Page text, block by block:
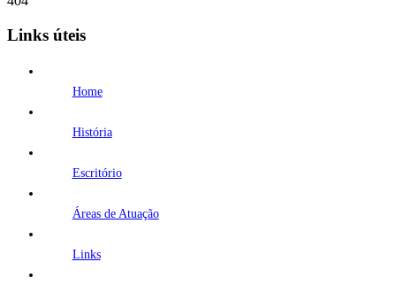
Links úteis
Home
História
Escritório
Áreas de Atuação
Links